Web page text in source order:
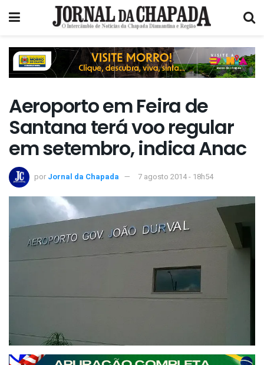
Aeroporto em Feira de
Santana terá voo regular
em setembro, indica Anac
por Jornal da Chapada 7 agosto 2014 - 18h54